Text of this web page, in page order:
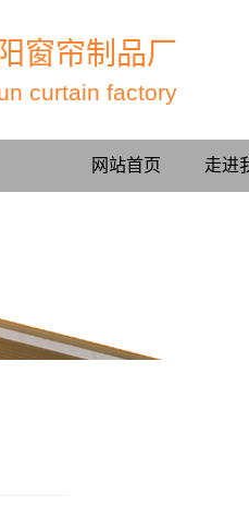
窗帘制品厂
curtain factory
网站首页 走进